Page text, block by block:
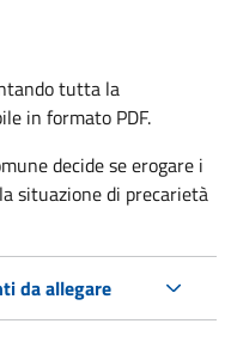
tutta la
in formato PDF.
decide se erogare i
situazione di precarietà
da allegare